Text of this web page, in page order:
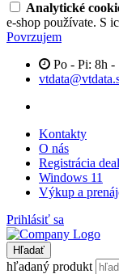
Analytické
e-shop používate. S
Povrzujem
Po - Pi: 8h -
Kontakty
O nás
Registrácia
Windows 11
Výkup a
Prihlásiť sa
Hľadať
hľadaný produkt